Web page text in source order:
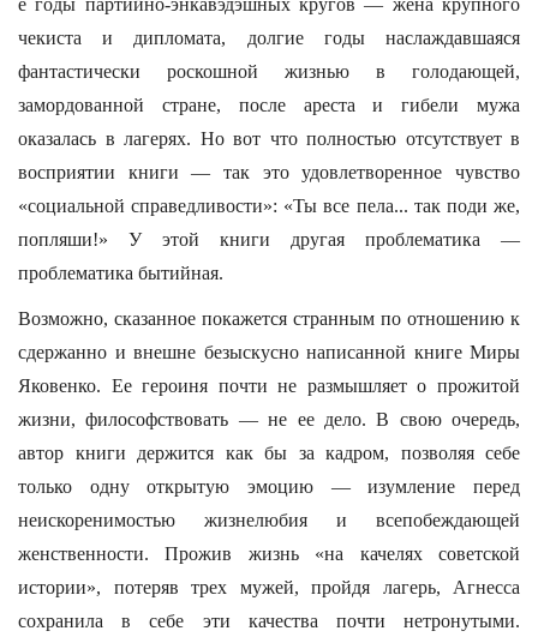
е годы партийно-энкавэдэшных кругов — жена крупного
чекиста и дипломата, долгие годы наслаждавшаяся
фантастически роскошной жизнью в голодающей,
замордованной стране, после ареста и гибели мужа
оказалась в лагерях. Но вот что полностью отсутствует в
восприятии книги — так это удовлетворенное чувство
«социальной справедливости»: «Ты все пела... так поди же,
попляши!» У этой книги другая проблематика —
проблематика бытийная.
Возможно, сказанное покажется странным по отношению к
сдержанно и внешне безыскусно написанной книге Миры
Яковенко. Ее героиня почти не размышляет о прожитой
жизни, философствовать — не ее дело. В свою очередь,
автор книги держится как бы за кадром, позволяя себе
только одну открытую эмоцию — изумление перед
неискоренимостью жизнелюбия и всепобеждающей
женственности. Прожив жизнь «на качелях советской
истории», потеряв трех мужей, пройдя лагерь, Агнесса
сохранила в себе эти качества почти нетронутыми.